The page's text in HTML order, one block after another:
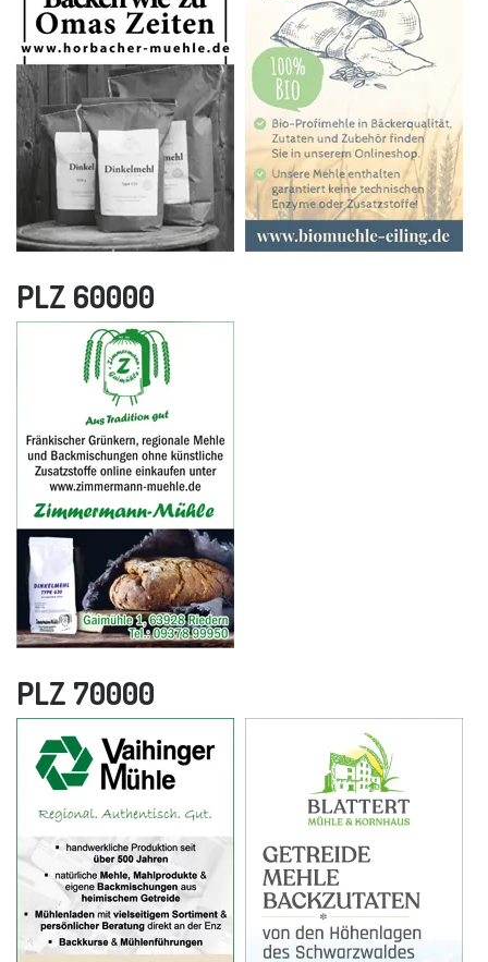
PLZ 60000
PLZ 70000